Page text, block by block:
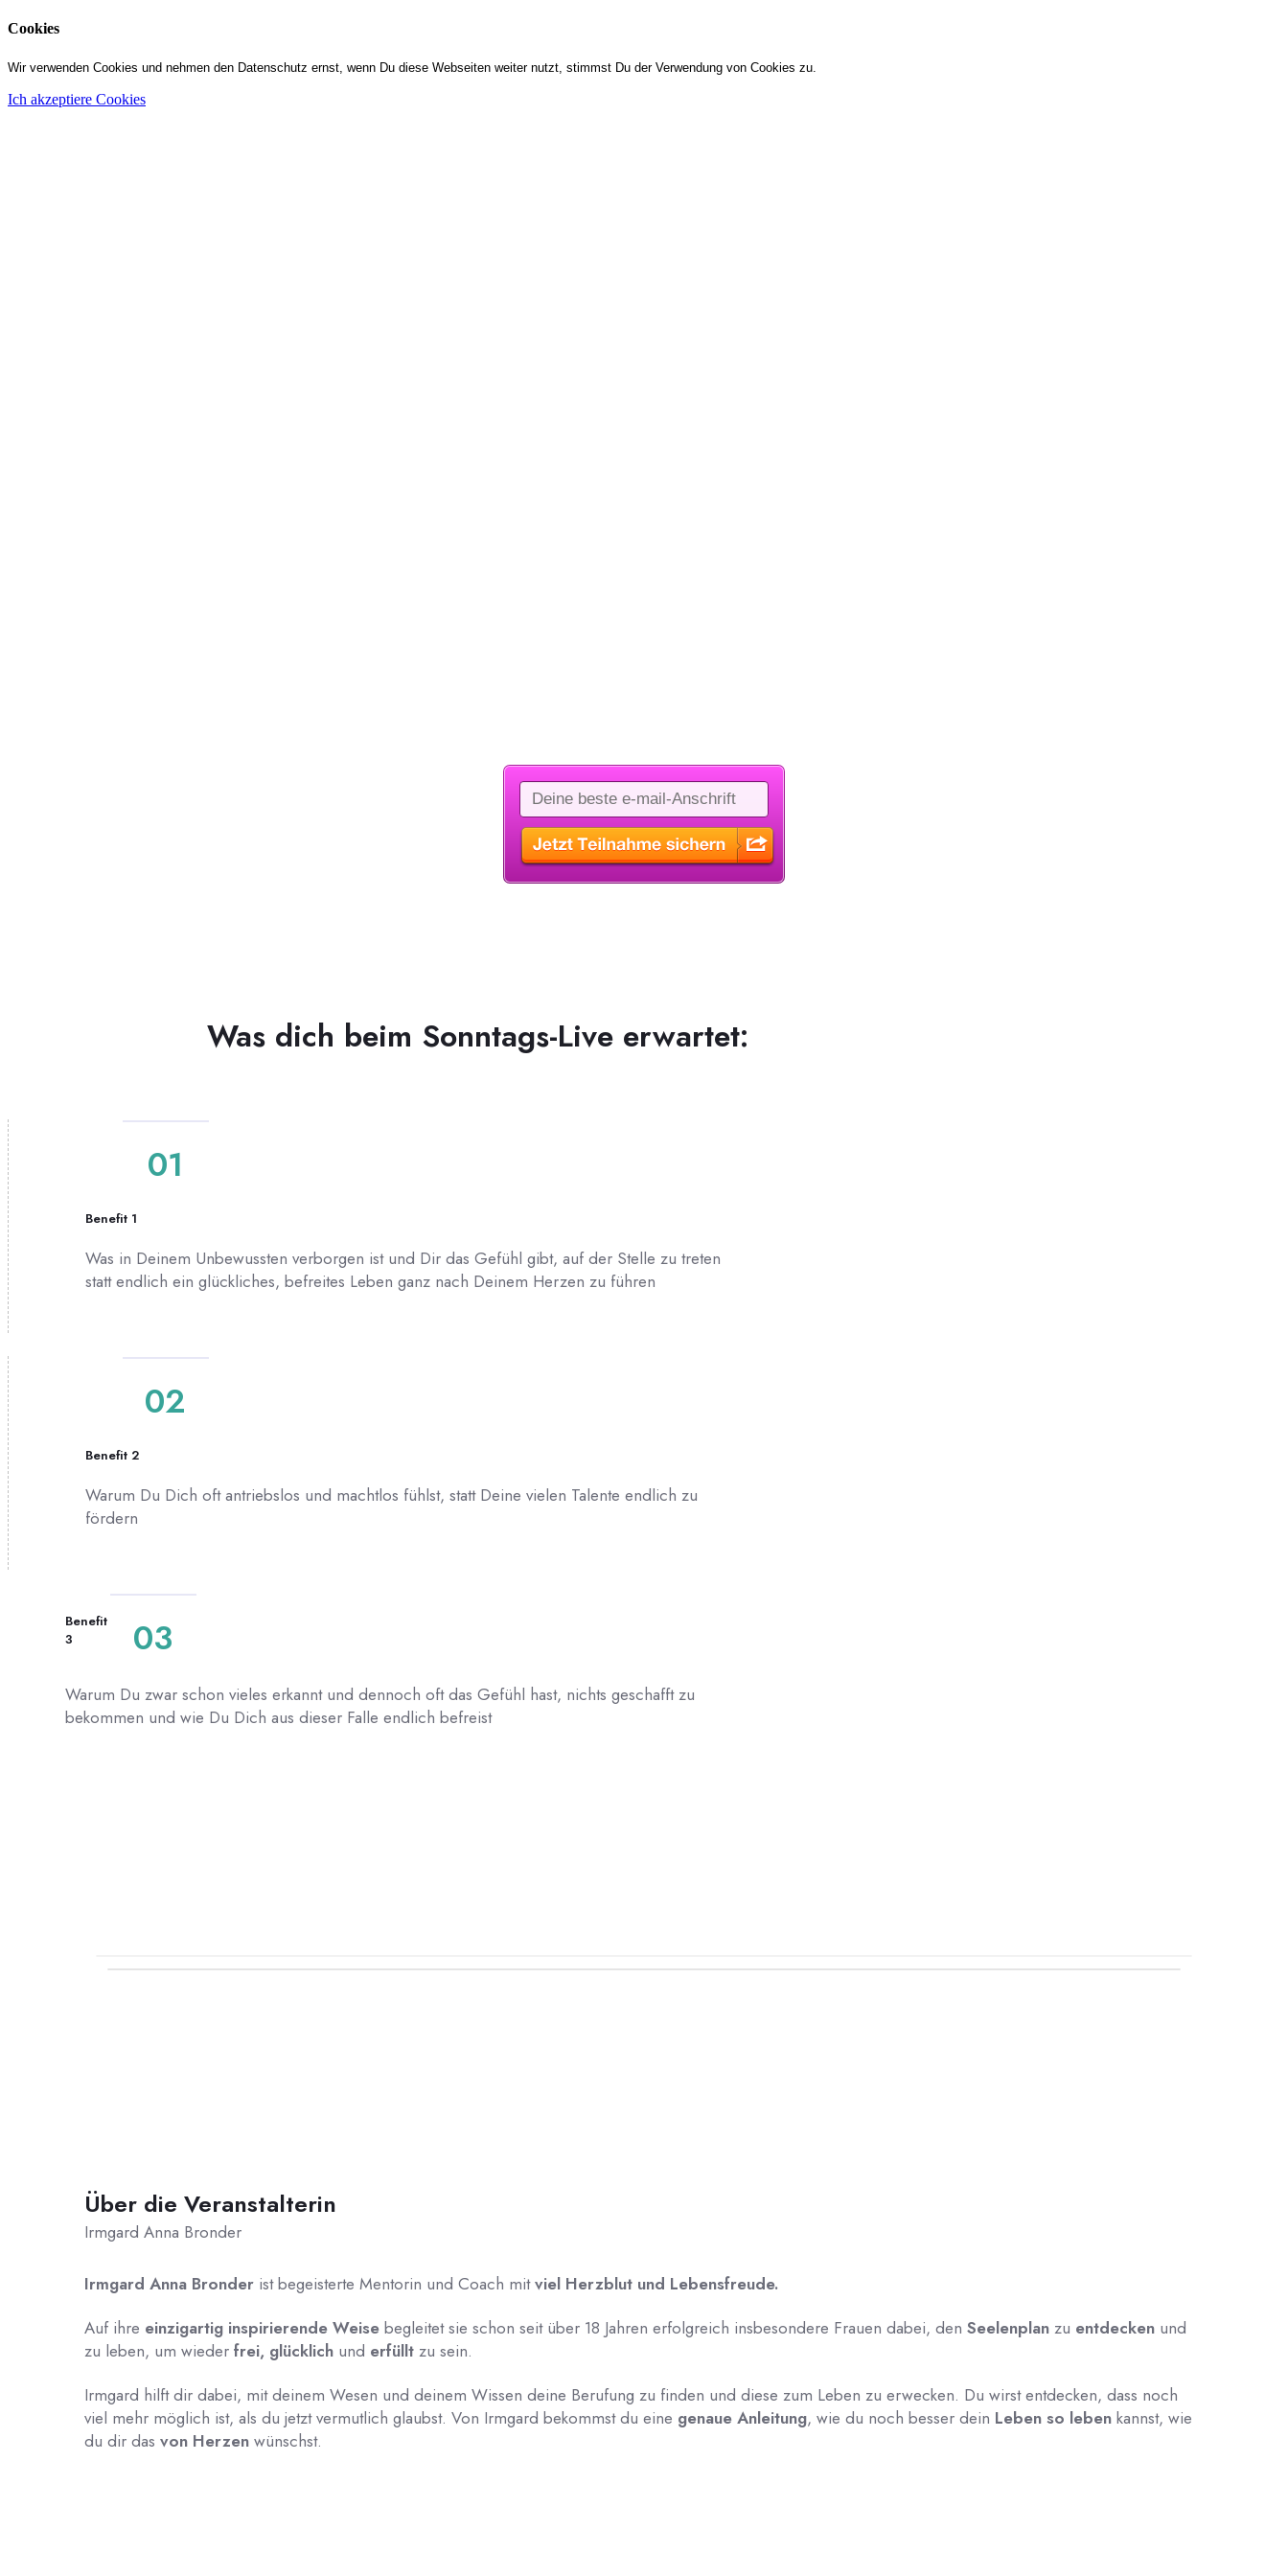
Cookies
Wir verwenden Cookies und nehmen den Datenschutz ernst, wenn Du diese Webseiten weiter nutzt, stimmst Du der Verwendung von Cookies zu.
Ich akzeptiere Cookies
Was dich beim Sonntags-Live erwartet:
01
Benefit 1
Was in Deinem Unbewussten verborgen ist und Dir das Gefühl gibt, auf der Stelle zu treten
statt endlich ein glückliches, befreites Leben ganz nach Deinem Herzen zu führen
02
Benefit 2
Warum Du Dich oft antriebslos und machtlos fühlst, statt Deine vielen Talente endlich zu
fördern
03
Benefit
3
Warum Du zwar schon vieles erkannt und dennoch oft das Gefühl hast, nichts geschafft zu
bekommen und wie Du Dich aus dieser Falle endlich befreist
Über die Veranstalterin
Irmgard Anna Bronder
Irmgard Anna Bronder ist begeisterte Mentorin und Coach mitviel Herzblut und Lebensfreude.
Auf ihre einzigartig inspirierende Weise begleitet sie schon seit über 18 Jahren erfolgreich insbesondere Frauen dabei, den Seelenplan zu entdecken und
zu leben, um wieder frei, glücklich und erfüllt zu sein.
Irmgard hilft dir dabei, mit deinem Wesen und deinem Wissen deine Berufung zu finden und diese zum Leben zu erwecken. Du wirst entdecken, dass noch
viel mehr möglich ist, als du jetzt vermutlich glaubst. Von Irmgard bekommst du eine genaue Anleitung, wie du noch besser dein Leben so leben kannst, wie
du dir das von Herzen wünschst.